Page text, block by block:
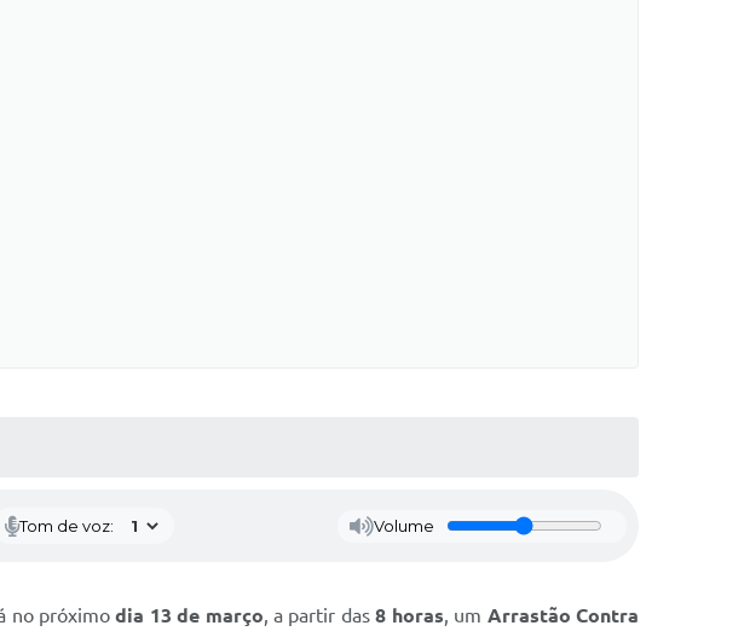
Tom de voz: Volume
no próximodia 13 de março, a partir das8 horas, um Arrastão Contra